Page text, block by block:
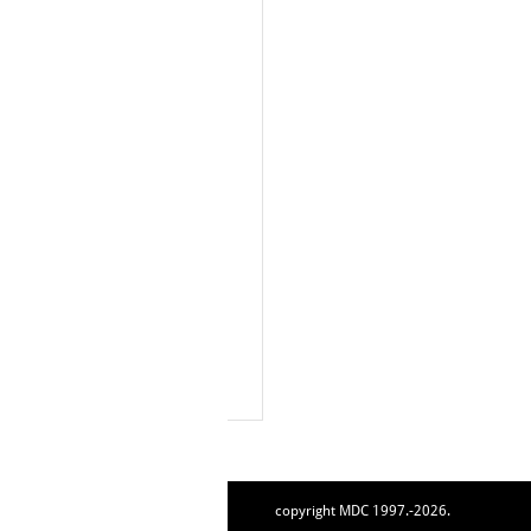
copyright MDC 1997.-2026.